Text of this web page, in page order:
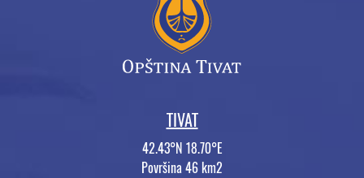
TIVAT
42.43°N 18.70°E
Površina 46 km2